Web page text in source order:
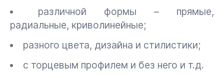
различной формы – прямые,
радиальные, криволинейные;
разного цвета, дизайна и стилистики;
с торцевым профилем и без него и т.д.